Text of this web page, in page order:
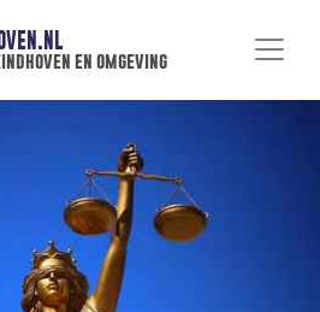
en omgeving